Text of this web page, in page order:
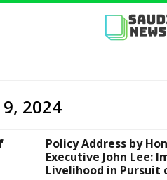
2024
Policy Address by
Executive John Lee:
Livelihood in Pursuit